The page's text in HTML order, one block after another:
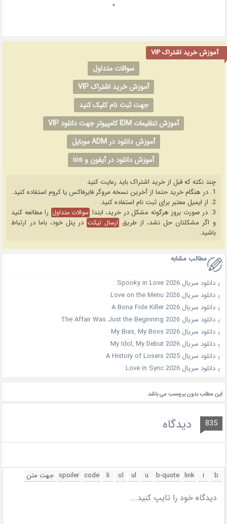
*
آموزش خرید اشتراک VIP
سوالات متداول
آموزش خرید اشتراک VIP
جهت ثبت نام کلیک کنید
آموزش تنظیمات IDM کامپیوتر جهت دانلود VIP
آموزش دانلود در ADM موبایل
آموزش دانلود در آیفون و ios
چند نکته که قبل از خرید اشتراک باید رعایت کنید
1. در هنگام خرید حتما از آخرین نسخه مروگر فایرفاکس یا کروم استفاده کنید.
2. از ایمیل معتبر برای ثبت نام استفاده کنید.
3. در صورت بروز هرگونه مشکل در خرید، ابتدا
سوالات متداول را مطالعه کنید
و اگر مشکلتان حل نشد، از طریق ارسال تیکت در پنل خود، باما در ارتباط
باشید.
مطالب مشابه
دانلود سریال Spooky in Love 2026
دانلود سریال Love on the Menu 2026
دانلود سریال A Bona Fide Killer 2026
دانلود سریال The Affair Was Just the Beginning 2026
دانلود سریال My Bias, My Boss 2026
دانلود سریال My Idol, My Debut 2026
دانلود سریال A History of Losers 2025
دانلود سریال Love in Sync 2026
این مطلب بدون برچسب می باشد.
835 دیدگاه